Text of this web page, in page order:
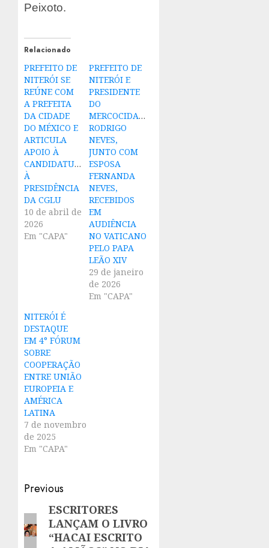
Peixoto.
Relacionado
PREFEITO DE
NITERÓI SE
REÚNE COM
A PREFEITA
DA CIDADE
DO MÉXICO E
ARTICULA
APOIO À
CANDIDATURA
À
PRESIDÊNCIA
DA CGLU
10 de abril de
2026
Em "CAPA"
PREFEITO DE
NITERÓI E
PRESIDENTE
DO
MERCOCIDADES,
RODRIGO
NEVES,
JUNTO COM
ESPOSA
FERNANDA
NEVES,
RECEBIDOS
EM
AUDIÊNCIA
NO VATICANO
PELO PAPA
LEÃO XIV
29 de janeiro
de 2026
Em "CAPA"
NITERÓI É
DESTAQUE
EM 4° FÓRUM
SOBRE
COOPERAÇÃO
ENTRE UNIÃO
EUROPEIA E
AMÉRICA
LATINA
7 de novembro
de 2025
Em "CAPA"
Post
navigation
Previous
Previous
post:
ESCRITORES
LANÇAM O LIVRO
“HACAI ESCRITO